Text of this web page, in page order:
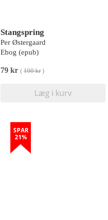
Stangspring
Per Østergaard
Ebog (epub)
79 kr ( 100 kr)
Læg i kurv
SPAR
21%